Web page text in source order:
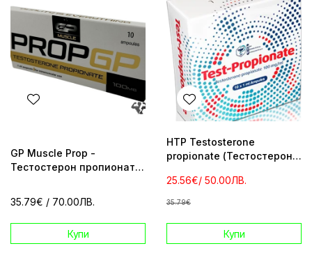
GP Muscle Prop -
Тестостерон пропионат
35.79€ / 70.00ЛВ.
Купи
HTP Testosterone
propionate (Тестостерон
25.56€/ 50.00ЛВ.
35.79€
Купи